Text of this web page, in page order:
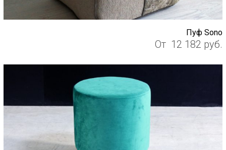
Пуф Sono
От 12 182 руб.